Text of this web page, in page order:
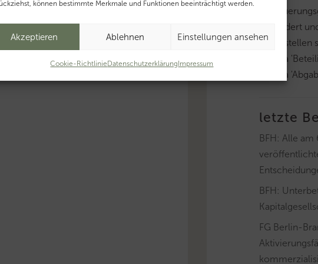
können bestimmte Merkmale und Funktionen beeinträchtigt werden.
Akzeptieren Ablehnen Einstellungen ansehen
Cookie-Richtlinie Datenschutzerklärung Impressum
gesondert
festzustellen
Thema
Thema
letzte
BFH: Alle
BFH:
FG Berlin-